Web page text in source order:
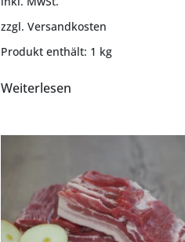
zzgl. Versandkosten
Produkt enthält: 1 kg
Weiterlesen